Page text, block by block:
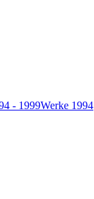
- 1999Werke 1994